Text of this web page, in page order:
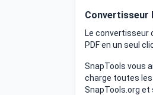
Convertisseur
Le convertisseur
PDF en un seul
SnapTools vous
charge toutes
SnapTools.org et